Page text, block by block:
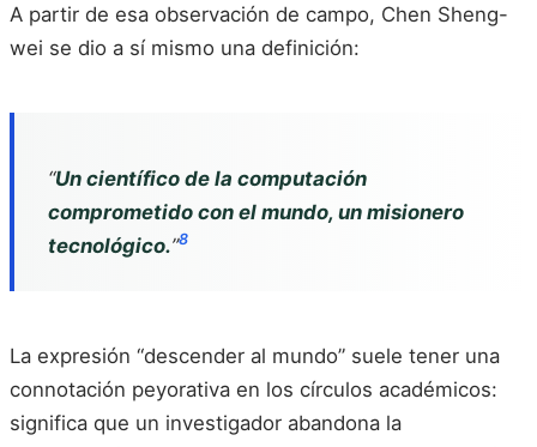
A partir de esa observación de campo, Chen Sheng-
wei se dio a sí mismo una definición:
“Un científico de la computación
comprometido con el mundo, un misionero
tecnológico.”8
La expresión “descender al mundo” suele tener una
connotación peyorativa en los círculos académicos:
significa que un investigador abandona la